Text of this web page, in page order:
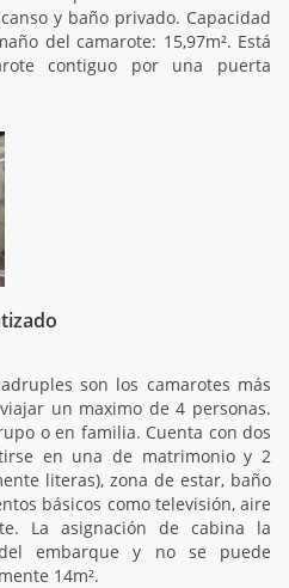
y baño privado. Capacidad
del camarote: 15,97m². Está
contiguo por una puerta
son los camarotes más
un maximo de 4 personas.
o en familia. Cuenta con dos
en una de matrimonio y 2
literas), zona de estar, baño
básicos como televisión, aire
La asignación de cabina la
embarque y no se puede
14m².